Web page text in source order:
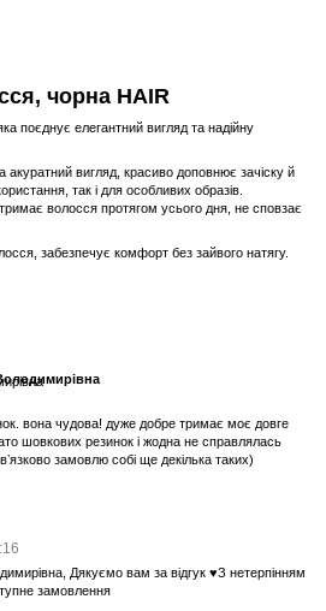
чорна HAIR
поєднує елегантний вигляд та надійну
вигляд, красиво доповнює зачіску й
так і для особливих образів.
волосся протягом усього дня, не сповзає
забезпечує комфорт без зайвого натягу.
вона чудова! дуже добре тримає моє довге
шовкових резинок і жодна не справлялась
замовлю собі ще декілька таких)
Дякуємо вам за відгук ♥️З нетерпінням
замовлення